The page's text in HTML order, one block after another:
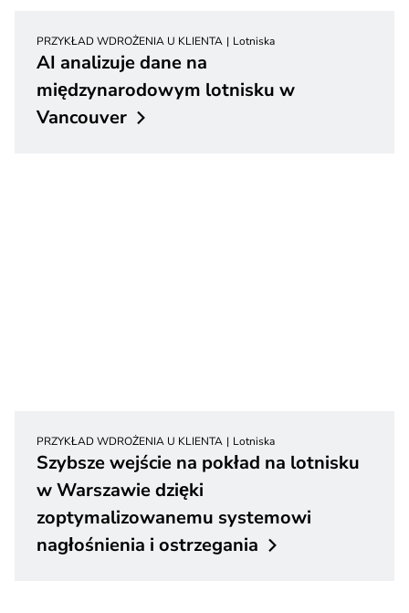
PRZYKŁAD WDROŻENIA U KLIENTA Lotniska
AI analizuje dane na
międzynarodowym lotnisku w
Vancouver
PRZYKŁAD WDROŻENIA U KLIENTA Lotniska
Szybsze wejście na pokład na lotnisku
w Warszawie dzięki
zoptymalizowanemu systemowi
nagłośnienia i ostrzegania